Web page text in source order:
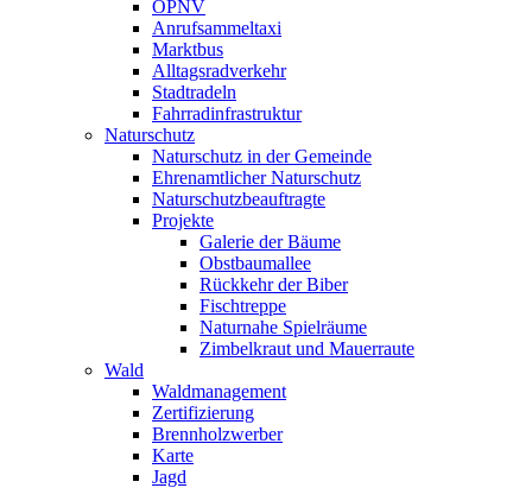
ÖPNV
Anrufsammeltaxi
Marktbus
Alltagsradverkehr
Stadtradeln
Fahrradinfrastruktur
Naturschutz
Naturschutz in der Gemeinde
Ehrenamtlicher Naturschutz
Naturschutzbeauftragte
Projekte
Galerie der Bäume
Obstbaumallee
Rückkehr der Biber
Fischtreppe
Naturnahe Spielräume
Zimbelkraut und Mauerraute
Wald
Waldmanagement
Zertifizierung
Brennholzwerber
Karte
Jagd